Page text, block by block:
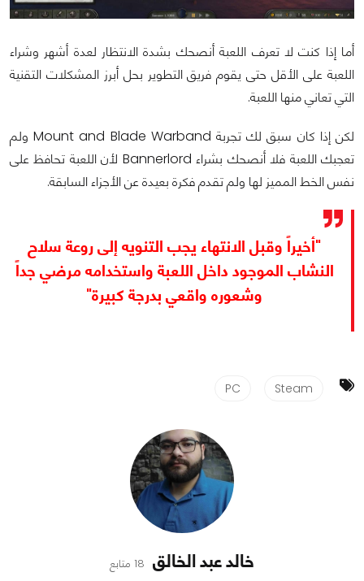
أما إذا كنت لا تعرف اللعبة أنصحك بشدة الانتظار لعدة أشهر وشراء
اللعبة على الأقل حتى يقوم فريق التطوير بحل أبرز المشكلات التقنية
التي تعاني منها اللعبة.
لكن إذا كان سبق لك تجربة Mount and Blade Warband ولم
تعجبك اللعبة فلا أنصحك بشراء Bannerlord لأن اللعبة تحافظ على
نفس الخط المميز لها ولم تقدم فكرة بعيدة عن الأجزاء السابقة.
"أخيراً وقبل الانتهاء يجب التنويه إلى روعة سلاح
النشاب الموجود داخل اللعبة واستخدامه مرضي جداً
وشعوره واقعي بدرجة كبيرة"
Steam
PC
خالد عبد الخالق 18 متابع